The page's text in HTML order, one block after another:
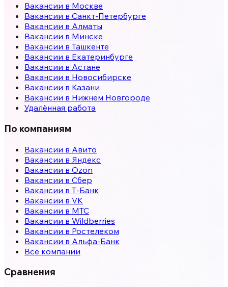
Вакансии в Москве
Вакансии в Санкт-Петербурге
Вакансии в Алматы
Вакансии в Минске
Вакансии в Ташкенте
Вакансии в Екатеринбурге
Вакансии в Астане
Вакансии в Новосибирске
Вакансии в Казани
Вакансии в Нижнем Новгороде
Удалённая работа
По компаниям
Вакансии в Авито
Вакансии в Яндекс
Вакансии в Ozon
Вакансии в Сбер
Вакансии в Т-Банк
Вакансии в VK
Вакансии в МТС
Вакансии в Wildberries
Вакансии в Ростелеком
Вакансии в Альфа-Банк
Все компании
Сравнения